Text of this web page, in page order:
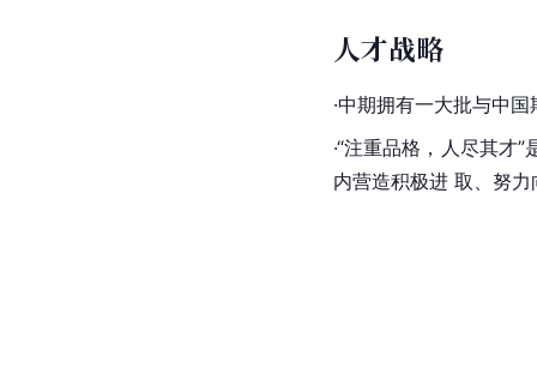
人才战略
·中期拥有一大批与中
·“注重品格，人尽其才
内营造积极进 取、努